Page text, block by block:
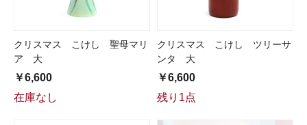
クリスマス こけし 聖母マリ
ア 大
￥6,600
在庫なし
クリスマス こけし ツリーサ
ンタ 大
￥6,600
残り1点